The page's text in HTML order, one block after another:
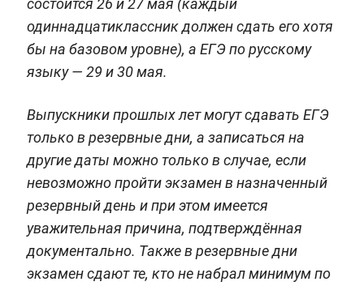
состоится 26 и 27 мая (каждый
одиннадцатиклассник должен сдать его хотя
бы на базовом уровне), а ЕГЭ по русскому
языку — 29 и 30 мая.
Выпускники прошлых лет могут сдавать ЕГЭ
только в резервные дни, а записаться на
другие даты можно только в случае, если
невозможно пройти экзамен в назначенный
резервный день и при этом имеется
уважительная причина, подтверждённая
документально. Также в резервные дни
экзамен сдают те, кто не набрал минимум по